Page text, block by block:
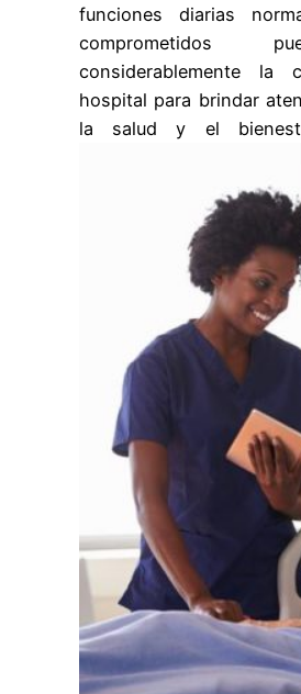
funciones diarias
comprometidos
considerablemente la
hospital para brindar
la salud y el